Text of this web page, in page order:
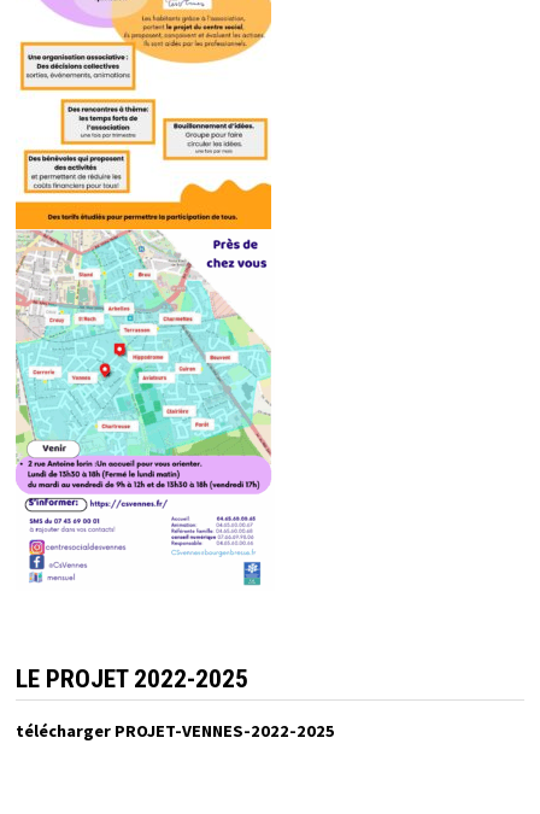
LE PROJET 2022-2025
télécharger PROJET-VENNES-2022-2025